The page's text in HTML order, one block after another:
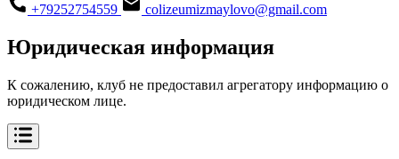
+79252754559
colizeumizmaylovo@gmail.com
Юридическая информация
К сожалению, клуб не предоставил агрегатору информацию о
юридическом лице.